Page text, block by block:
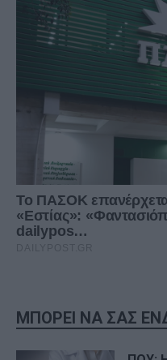
ΜΠΟΡΕΙ ΝΑ ΣΑΣ